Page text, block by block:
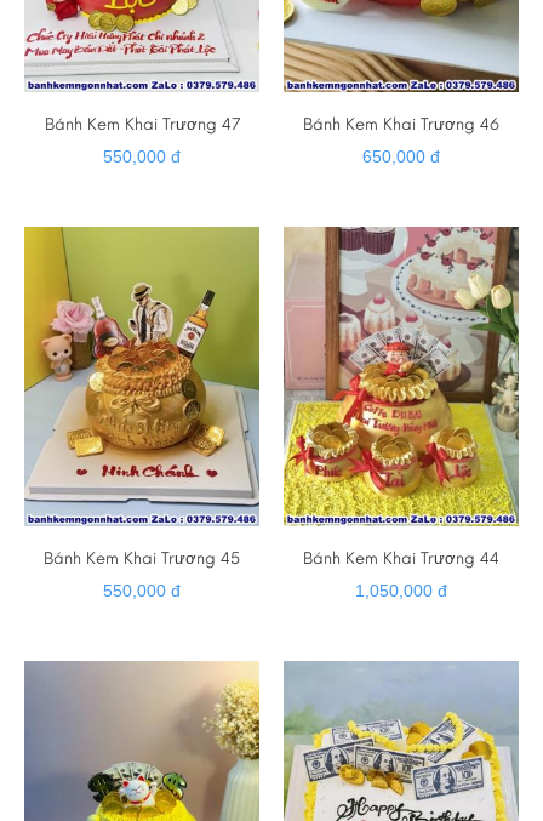
Bánh Kem Khai Trương 47
550,000 đ
Bánh Kem Khai Trương 46
650,000 đ
Bánh Kem Khai Trương 45
550,000 đ
Bánh Kem Khai Trương 44
1,050,000 đ